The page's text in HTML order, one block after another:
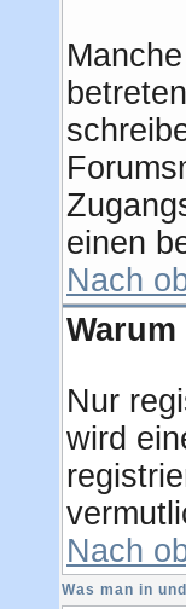
einen
Nach
Nur
wird
Nach
Was man in